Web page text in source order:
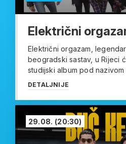
Električni
Električni orgazam,
beogradski sastav, u Rijeci
studijski album pod nazivom
DETALJNIJE
29.08. (20:30)